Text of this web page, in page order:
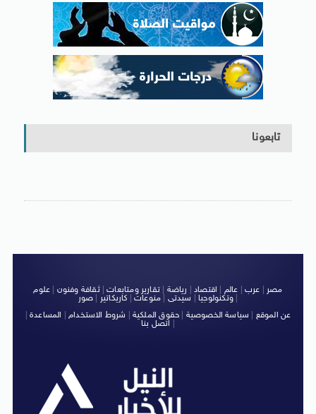
تابعونا
مصر عرب عالم اقتصاد رياضة |تقارير ومتابعات|ثقافة وفنون
علوم
وتكنولوجيا| سيدتى منوعات كاريكاتير صور
|
عن الموقع
سياسة الخصوصية حقوق الملكية شروط الاستخدام| المساعدة|
اتصل بنا